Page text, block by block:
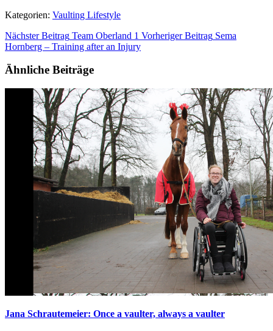
Kategorien: Vaulting Lifestyle
Nächster Beitrag Team Oberland 1 Vorheriger Beitrag Sema
Hornberg – Training after an Injury
Ähnliche Beiträge
Jana Schrautemeier: Once a vaulter, always a vaulter